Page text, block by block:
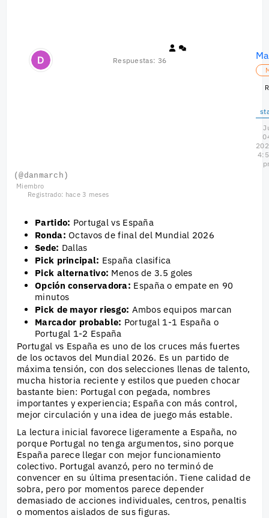
Respuestas: 36
(@danmarch)
Miembro
Registrado: hace 3 meses
Partido: Portugal vs España
Ronda: Octavos de final del Mundial 2026
Sede: Dallas
Pick principal: España clasifica
Pick alternativo: Menos de 3.5 goles
Opción conservadora: España o empate en 90
minutos
Pick de mayor riesgo: Ambos equipos marcan
Marcador probable: Portugal 1-1 España o
Portugal 1-2 España
Portugal vs España es uno de los cruces más fuertes
de los octavos del Mundial 2026. Es un partido de
máxima tensión, con dos selecciones llenas de talento,
mucha historia reciente y estilos que pueden chocar
bastante bien: Portugal con pegada, nombres
importantes y experiencia; España con más control,
mejor circulación y una idea de juego más estable.
La lectura inicial favorece ligeramente a España, no
porque Portugal no tenga argumentos, sino porque
España parece llegar con mejor funcionamiento
colectivo. Portugal avanzó, pero no terminó de
convencer en su última presentación. Tiene calidad de
sobra, pero por momentos parece depender
demasiado de acciones individuales, centros, penaltis
o momentos aislados de sus figuras.